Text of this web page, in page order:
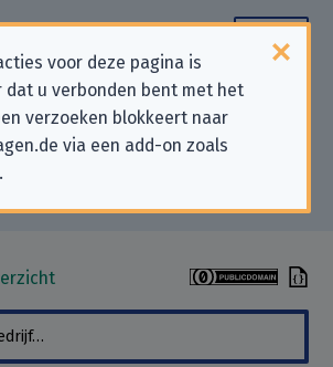
voor deze pagina is
dat u verbonden bent met het
verzoeken blokkeert naar
via een add-on zoals
voor
verzoeken
Unfallkasse Mitte”